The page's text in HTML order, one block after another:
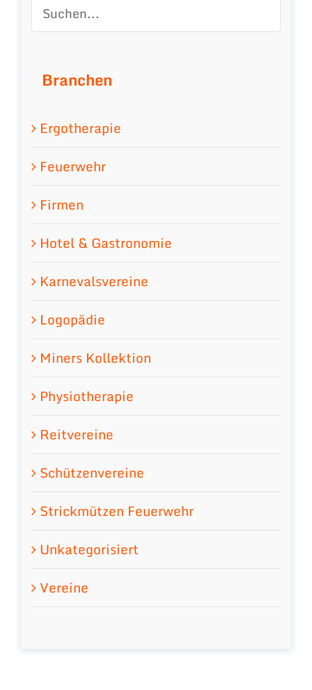
Branchen
Ergotherapie
Feuerwehr
Firmen
Hotel & Gastronomie
Karnevalsvereine
Logopädie
Miners Kollektion
Physiotherapie
Reitvereine
Schützenvereine
Strickmützen Feuerwehr
Unkategorisiert
Vereine